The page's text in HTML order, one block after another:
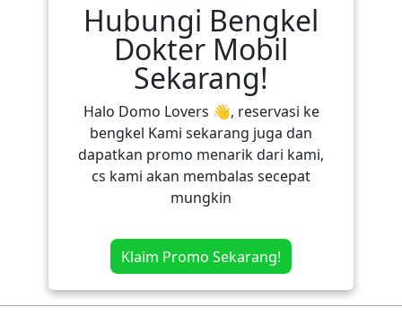
Hubungi Bengkel
Dokter Mobil
Sekarang!
Halo Domo Lovers 👋, reservasi ke
bengkel Kami sekarang juga dan
dapatkan promo menarik dari kami,
cs kami akan membalas secepat
mungkin
Klaim Promo Sekarang!